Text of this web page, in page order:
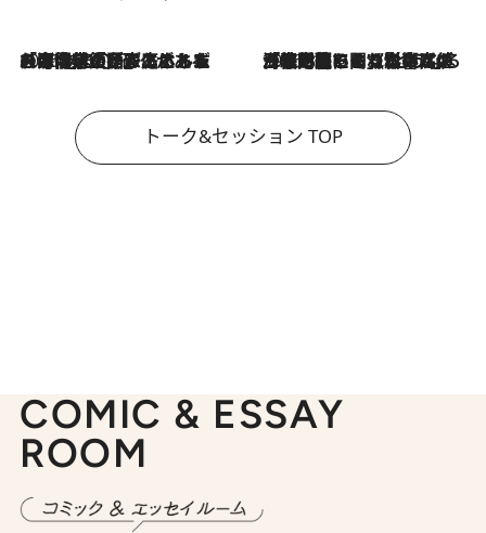
2026.8.3
「今後値上げがあるとすれば…」「リスクがあるのは今年の冬」エネルギー専門家が語る、ホルムズ海峡封鎖が家庭にもたらす“ある心配” 2026.8.3
「住宅建てられない…」「サーチャージ料の高値が続いている」ホルムズ海峡封鎖による影響はいつまで続く？《エネルギー専門家に聞く“どうなる日本の暮らし”》
トーク&セッション TOP
COMIC & ESSAY
ROOM